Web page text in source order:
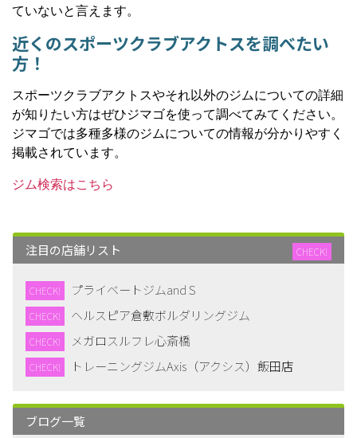
ていないと言えます。
近くのスポーツクラブアクトスを調べたい
方！
スポーツクラブアクトスやそれ以外のジムについての詳細
が知りたい方はぜひジマゴを使って調べてみてください。
ジマゴでは多種多様のジムについての情報が分かりやすく
掲載されています。
ジム検索はこちら
注目の店舗リスト CHECK!
CHECK! プライベートジムand S
CHECK! ヘルスピア倉敷ボルダリングジム
CHECK! メガロスルフレ心斎橋
CHECK! トレーニングジムAxis（アクシス）飯田店
ブログ一覧